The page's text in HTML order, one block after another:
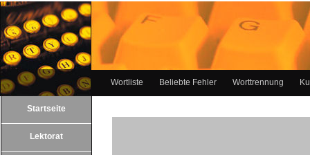
Wortliste Beliebte Fehler Worttrennung
Startseite
Lektorat